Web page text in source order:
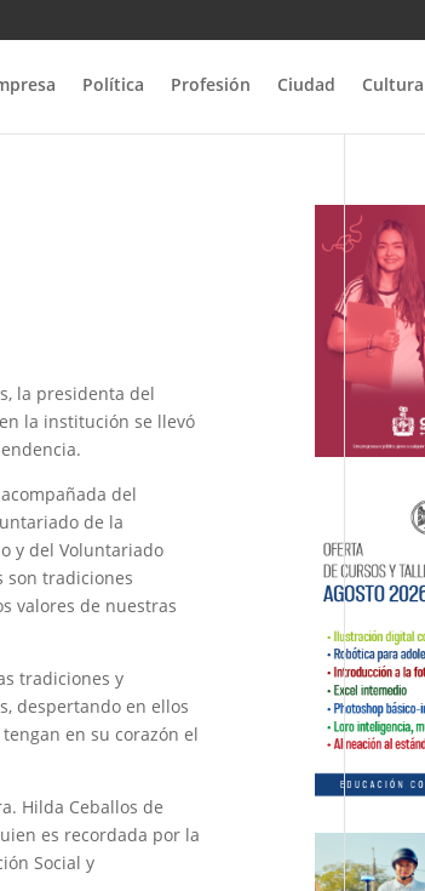
Política Profesión Ciudad Cultura
la presidenta del
la institución se llevó
del
de la
y del Voluntariado
son tradiciones
valores de nuestras
tradiciones y
despertando en ellos
en su corazón el
Hilda Ceballos de
es recordada por la
Social y